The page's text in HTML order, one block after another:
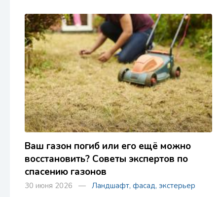
Ваш газон погиб или его ещё можно
восстановить? Советы экспертов по
спасению газонов
30 июня 2026 — Ландшафт, фасад, экстерьер